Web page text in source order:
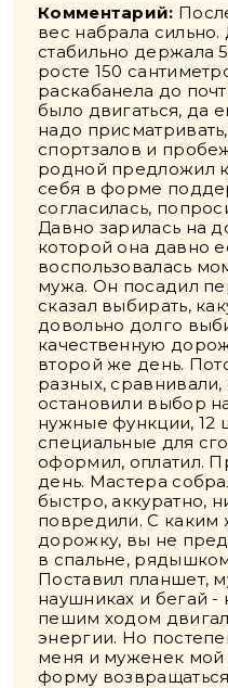
Комментарий:
вес набрала
стабильно держала
росте 150
раскабанела до
было двигаться, да
надо
спортзалов и
родной предложил
себя в форме
согласилась,
Давно зарилась на
которой она давно
воспользовалась
мужа. Он посадил
сказал выбирать,
довольно долго
качественную
второй же день.
разных,
остановили выбор
нужные функции, 12
специальные для
оформил, оплатил.
день. Мастера
быстро, аккуратно,
повредили. С каким
дорожку, вы не
в спальне,
Поставил планшет,
наушниках и бегай -
пешим ходом
энергии. Но
меня и муженек мой
форму